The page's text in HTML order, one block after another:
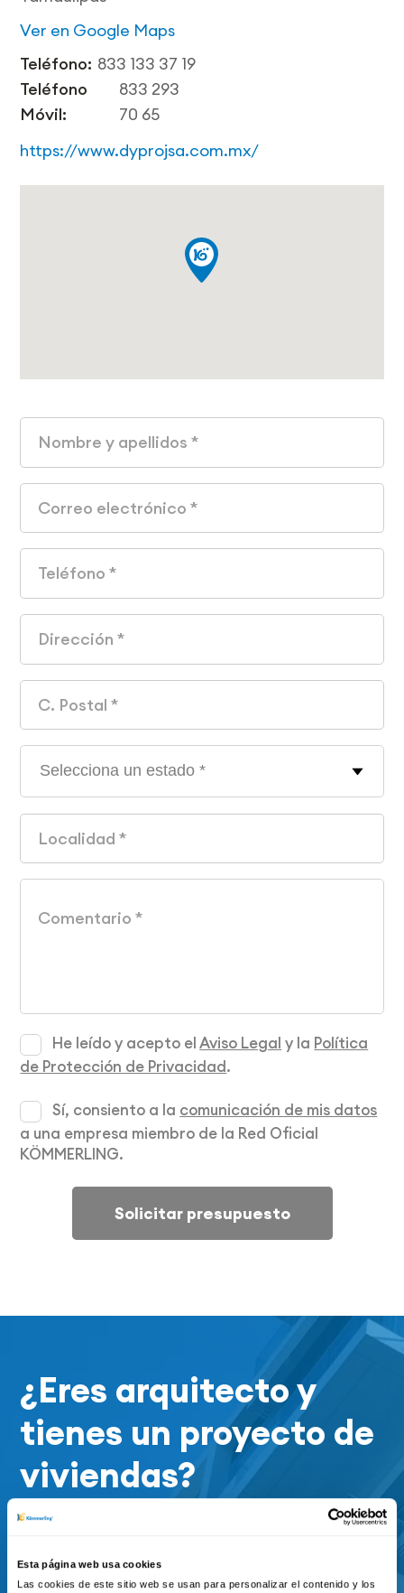
Esta página web usa cookies
Las cookies de este sitio web se usan para personalizar el contenido y los
Ver en Google Maps
Teléfono: 833 133 37 19
Teléfono
Móvil:
833 293
70 65
https://www.dyprojsa.com.mx/
He leído y acepto elAviso Legal y la Política
de Protección de Privacidad.
Sí, consiento a la comunicación de mis datos
a una empresa miembro de la Red Oficial
KÖMMERLING.
Solicitar presupuesto
¿Eres arquitecto y
tienes un proyecto de
viviendas?
Ponte en contacto con el servicio